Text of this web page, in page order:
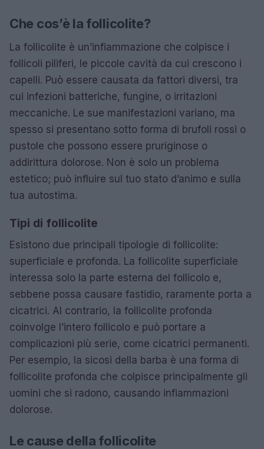
Che cos’è la follicolite?
La follicolite è un’infiammazione che colpisce i
follicoli piliferi, le piccole cavità da cui crescono i
capelli. Può essere causata da fattori diversi, tra
cui infezioni batteriche, fungine, o irritazioni
meccaniche. Le sue manifestazioni variano, ma
spesso si presentano sotto forma di brufoli rossi o
pustole che possono essere pruriginose o
addirittura dolorose. Non è solo un problema
estetico; può influire sul tuo stato d’animo e sulla
tua autostima.
Tipi di follicolite
Esistono due principali tipologie di follicolite:
superficiale e profonda. La follicolite superficiale
interessa solo la parte esterna del follicolo e,
sebbene possa causare fastidio, raramente porta a
cicatrici. Al contrario, la follicolite profonda
coinvolge l’intero follicolo e può portare a
complicazioni più serie, come cicatrici permanenti.
Per esempio, la sicosi della barba è una forma di
follicolite profonda che colpisce principalmente gli
uomini che si radono, causando infiammazioni
dolorose.
Le cause della follicolite